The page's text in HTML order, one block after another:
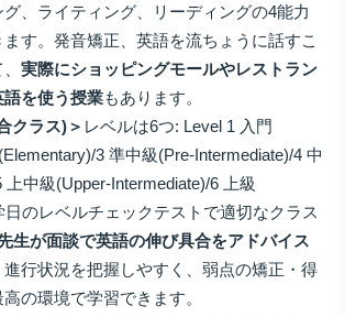
、ライティング、リーディングの4能力
す。発音矯正、英語を流ちょうに話すこ
実際にショッピングモールやレストラン
を使う授業もあります。
クラス)＞ レベルは6つ: Level 1 入門
3 準中級(Pre-Intermediate)/4 中
上中級(Upper-Intermediate)/6 上級
日のレベルチェックテストで適切なクラス
生が面談で英語の伸び具合をアドバイス
進行状況を把握しやすく、弱点の矯正・得
の環境で学習できます。